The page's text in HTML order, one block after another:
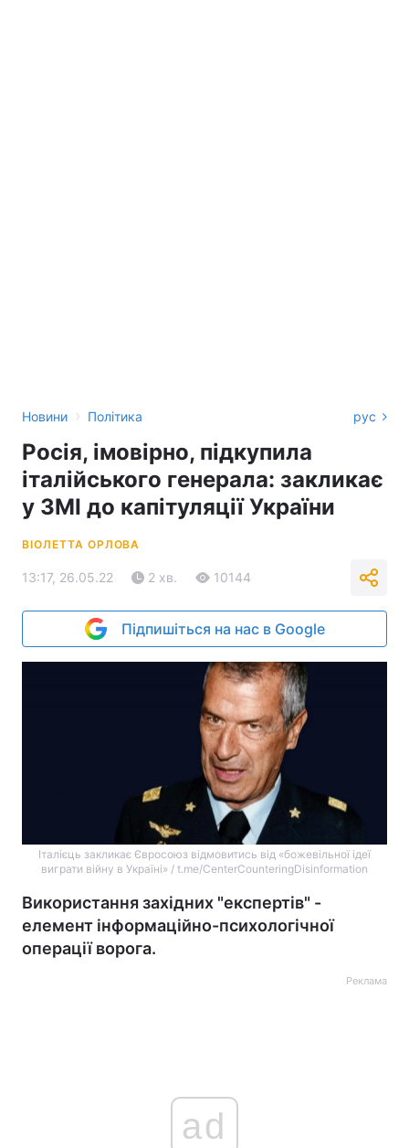
Новини › Політика рус
Росія, імовірно, підкупила
італійського генерала: закликає
у ЗМІ до капітуляції України
ВІОЛЕТТА ОРЛОВА
13:17, 26.05.22 2 хв. 10144
Підпишіться на нас в Google
Італієць закликає Євросоюз відмовитись від «божевільної ідеї
виграти війну в Україні» / t.me/CenterCounteringDisinformation
Використання західних "експертів" -
елемент інформаційно-психологічної
операції ворога.
Реклама
ad